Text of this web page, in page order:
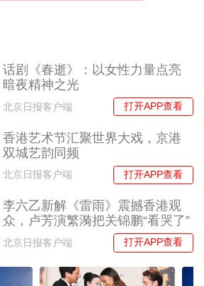
话剧《春逝》：以女性力量点亮
暗夜精神之光
北京日报客户端 打开APP查看
香港艺术节汇聚世界大戏，京港
双城艺韵同频
北京日报客户端 打开APP查看
李六乙新解《雷雨》震撼香港观
众，卢芳演繁漪把关锦鹏“看哭了”
北京日报客户端 打开APP查看